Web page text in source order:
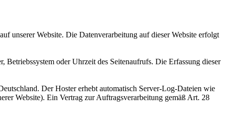
unserer Website. Die Datenverarbeitung auf dieser Website erfolgt
Betriebssystem oder Uhrzeit des Seitenaufrufs. Die Erfassung dieser
Der Hoster erhebt automatisch Server-Log-Dateien wie
Website). Ein Vertrag zur Auftragsverarbeitung gemäß Art. 28